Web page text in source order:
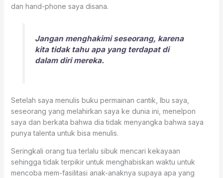
dan hand-phone saya disana.
Jangan menghakimi seseorang, karena
kita tidak tahu apa yang terdapat di
dalam diri mereka.
Setelah saya menulis buku permainan cantik, Ibu saya,
seseorang yang melahirkan saya ke dunia ini, menelpon
saya dan berkata bahwa dia tidak menyangka bahwa saya
punya talenta untuk bisa menulis.
Seringkali orang tua terlalu sibuk mencari kekayaan
sehingga tidak terpikir untuk menghabiskan waktu untuk
mencoba mem-fasilitasi anak-anaknya supaya apa yang